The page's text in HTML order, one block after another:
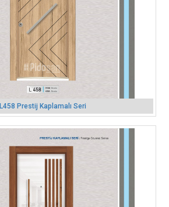
L458 Prestij Kaplamalı Seri